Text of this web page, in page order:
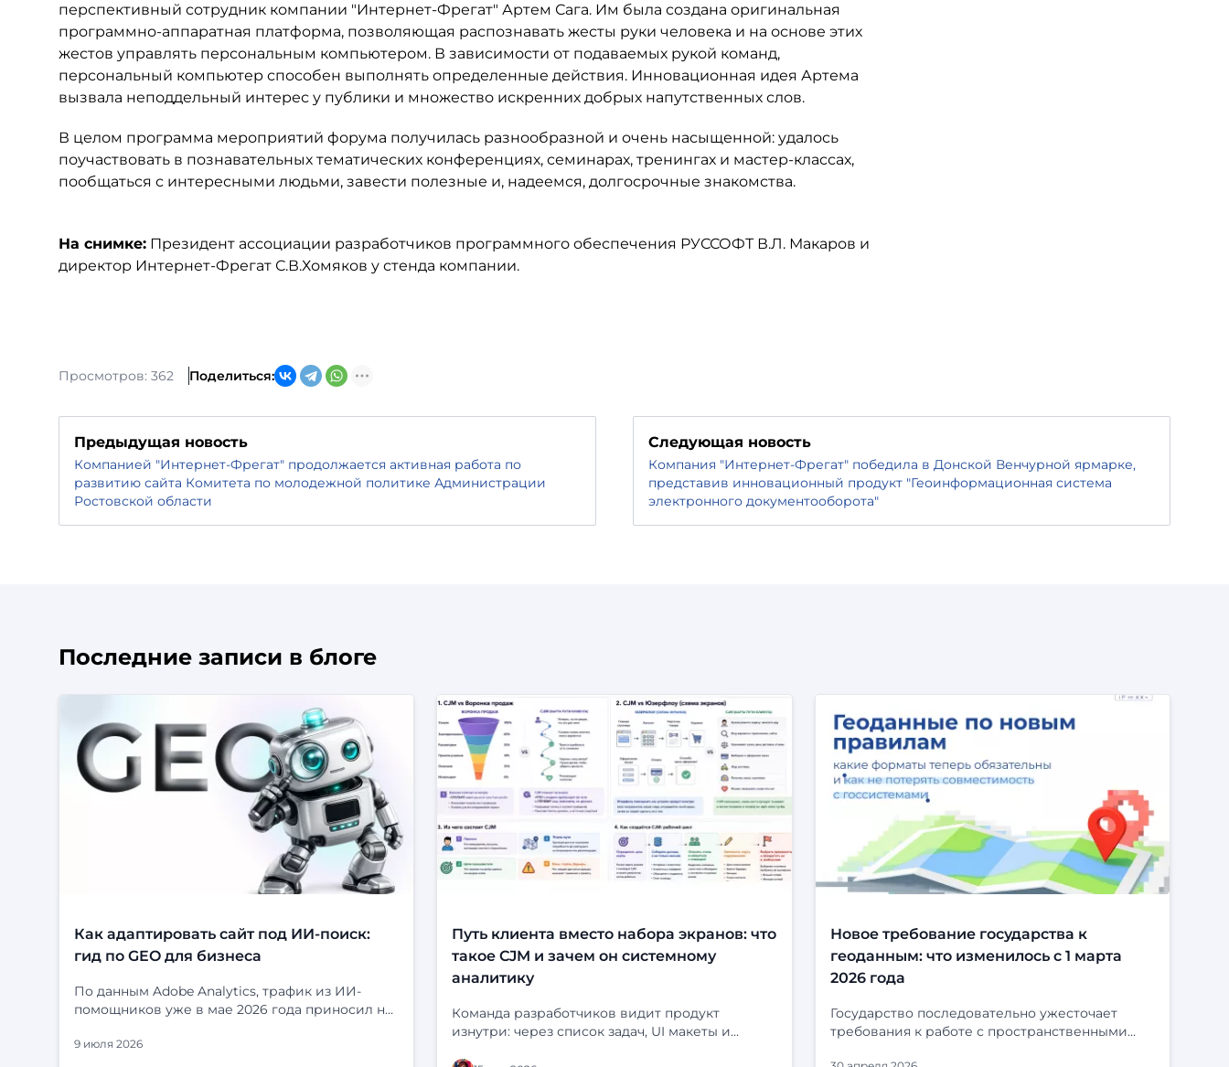
перспективный сотрудник компании "Интернет-Фрегат" Артем Сага. Им была создана оригинальная
программно-аппаратная платформа, позволяющая распознавать жесты руки человека и на основе этих
жестов управлять персональным компьютером. В зависимости от подаваемых рукой команд,
персональный компьютер способен выполнять определенные действия. Инновационная идея Артема
вызвала неподдельный интерес у публики и множество искренних добрых напутственных слов.
В целом программа мероприятий форума получилась разнообразной и очень насыщенной: удалось
поучаствовать в познавательных тематических конференциях, семинарах, тренингах и мастер-классах,
пообщаться с интересными людьми, завести полезные и, надеемся, долгосрочные знакомства.
На снимке: Президент ассоциации разработчиков программного обеспечения РУССОФТ В.Л. Макаров и
директор Интернет-Фрегат С.В.Хомяков у стенда компании.
Просмотров: 362 Поделиться:
Предыдущая новость
Компанией "Интернет-Фрегат" продолжается активная работа по
развитию сайта Комитета по молодежной политике Администрации
Ростовской области
Следующая новость
Компания "Интернет-Фрегат" победила в Донской Венчурной ярмарке,
представив инновационный продукт "Геоинформационная система
электронного документооборота"
Последние записи в блоге
Как адаптировать сайт под ИИ-поиск:
гид по GEO для бизнеса
По данным Adobe Analytics, трафик из ИИ-
помощников уже в мае 2026 года приносил на
органический поиск. Посетители, приходящие
9 июля 2026
Путь клиента вместо набора экранов: что
такое CJM и зачем он системному
аналитику
Команда разработчиков видит продукт
изнутри: через список задач, UI макеты и
Новое требование государства к
геоданным: что изменилось с 1 марта
2026 года
Государство последовательно ужесточает
требования к работе с пространственными